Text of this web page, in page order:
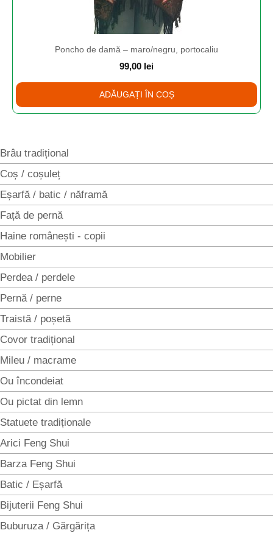
Poncho de damă – maro/negru, portocaliu
99,00 lei
ADĂUGAȚI ÎN COȘ
Brâu tradițional
Coș / coșuleț
Eșarfă / batic / năframă
Față de pernă
Haine românești - copii
Mobilier
Perdea / perdele
Pernă / perne
Traistă / poșetă
Covor tradițional
Mileu / macrame
Ou încondeiat
Ou pictat din lemn
Statuete tradiționale
Arici Feng Shui
Barza Feng Shui
Batic / Eșarfă
Bijuterii Feng Shui
Buburuza / Gărgărița